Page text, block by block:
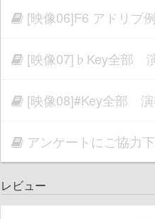
[映像06]F6 アドリブ例
[映像07]♭Key全部 演
[映像08]#Key全部 演
アンケートにご協力下
レビュー